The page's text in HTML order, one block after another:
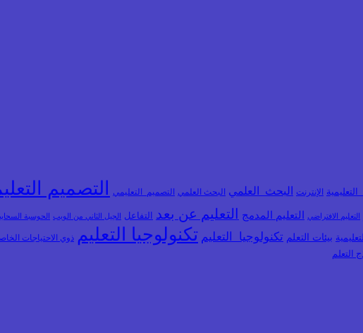
الإنترنت البحث_العلمي البحث العلمي التصميم_التعليمي التصميم
التعليم الافتراضي التعليم المدمج التعليم عن بعد التفاعل الجيل الثاني من الويب الحوسبة
بيئات التعلم تكنولوجيا_التعليم تكنولوجيا التعليم ذوي الاحتياجات
التعلم